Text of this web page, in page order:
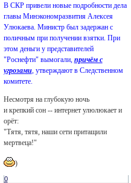
В СКР привели новые подробности дела
главы Минэкономразвития Алексея
Улюкаева. Министр был задержан с
поличным при получении взятки. При
этом деньги у представителей
"Роснефти" вымогали, причём с
угрозами, утверждают в Следственном
комитете.
Несмотря на глубокую ночь
и крепкий сон -- интернет улюлюкает и
орёт:
"Тятя, тятя, наши сети притащили
мертвеца!"
)
0